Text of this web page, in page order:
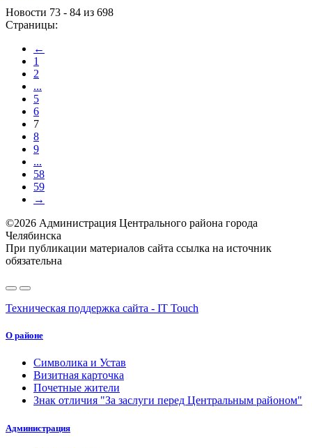
Новости 73 - 84 из 698
Страницы:
←
1
2
...
5
6
7
8
9
...
58
59
→
©2026 Администрация Центрального района города
Челябинска
При публикации материалов сайта ссылка на источник
обязательна
Техническая поддержка сайта - IT Touch
О районе
Символика и Устав
Визитная карточка
Почетные жители
Знак отличия "За заслуги перед Центральным районом"
Администрация